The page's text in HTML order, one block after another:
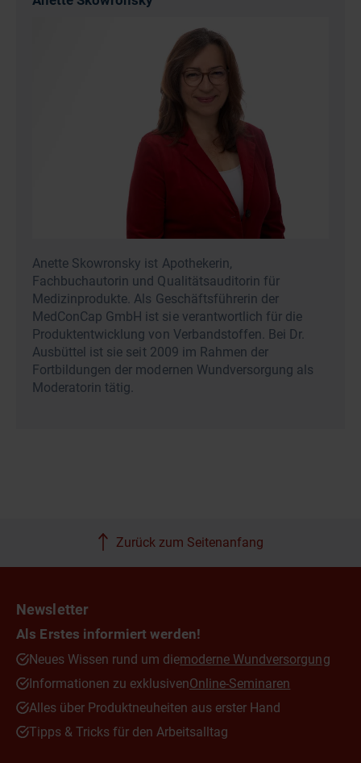
Anette Skowronsky ist Apothekerin,
Fachbuchautorin und Qualitätsauditorin für
Medizinprodukte. Als Geschäftsführerin der
MedConCap GmbH ist sie verantwortlich für die
Produktentwicklung von Verbandstoffen. Bei Dr.
Ausbüttel ist sie seit 2009 im Rahmen der
Fortbildungen der modernen Wundversorgung als
Moderatorin tätig.
Zurück zum Seitenanfang
Newsletter
Als Erstes informiert werden!
Neues Wissen rund um diemoderne Wundversorgung
Informationen zu exklusivenOnline-Seminaren
Alles über Produktneuheiten aus erster Hand
Tipps & Tricks für den Arbeitsalltag